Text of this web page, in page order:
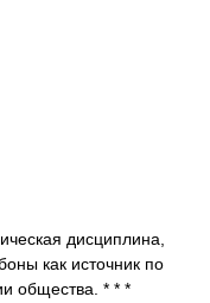
дисциплина,
как источник по
общества. * * *